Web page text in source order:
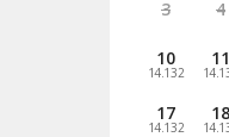
3 4
10
14.132
11
17
14.132
18